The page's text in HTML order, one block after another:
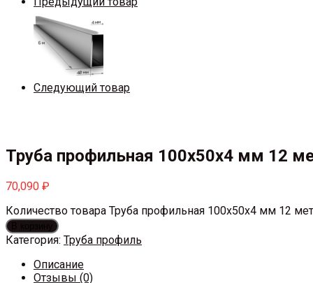
Следующий товар
Труба профильная 100х50х4 мм 12
70,090 ₽
Количество товара Труба профильная 100х50х4 мм 12
В корзину
Категория: Труба профиль
Описание
Отзывы (0)